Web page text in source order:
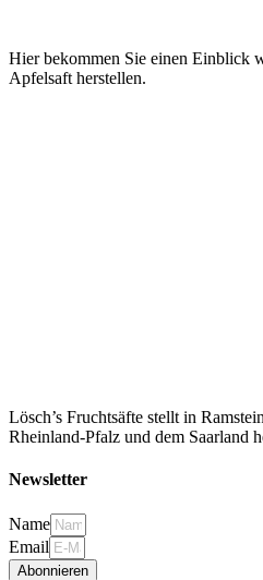
Hier bekommen Sie einen Einblick
Apfelsaft herstellen.
Lösch’s Fruchtsäfte stellt in
Rheinland-Pfalz und dem Saarland
Newsletter
Name
Email
Abonnieren